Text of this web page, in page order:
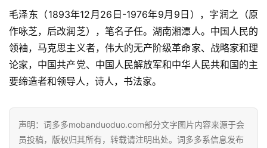
典
歌
词
古
诗
词
毛泽东（1893年12月26日-1976年9月9日），字润之（原
作咏芝，后改润芝），笔名子任。湖南湘潭人。中国人民的
领袖，马克思主义者，伟大的无产阶级革命家、战略家和理
论家，中国共产党、中国人民解放军和中华人民共和国的主
要缔造者和领导人，诗人，书法家。
声明：词多多mobanduoduo.com部分文字图片内容来源于会
员投稿，版权归其所有，转载请注明出处。词多多系信息发布